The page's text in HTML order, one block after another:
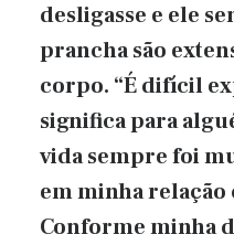
desligasse e ele
prancha são
corpo. “É difícil
significa para
vida sempre foi
em minha relação
Conforme minha